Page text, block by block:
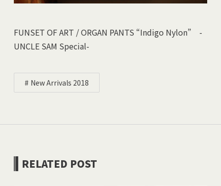
FUNSET OF ART / ORGAN PANTS “Indigo Nylon” -
UNCLE SAM Special-
New Arrivals 2018
RELATED POST